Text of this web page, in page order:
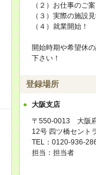
（２）お仕事のご
（３）実際の施設
（４）就業開始！
開始時期や希望休
下さい！
登録場所
大阪支店
〒550-0013 大阪
12号 四ツ橋セント
TEL：0120-936-
担当：担当者